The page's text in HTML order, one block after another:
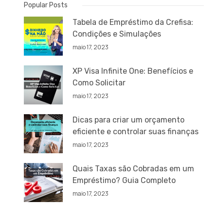
Popular Posts
Tabela de Empréstimo da Crefisa:
Condições e Simulações
maio 17, 2023
XP Visa Infinite One: Benefícios e
Como Solicitar
maio 17, 2023
Dicas para criar um orçamento
eficiente e controlar suas finanças
maio 17, 2023
Quais Taxas são Cobradas em um
Empréstimo? Guia Completo
maio 17, 2023